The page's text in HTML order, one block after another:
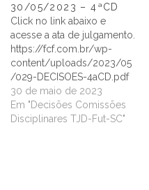
30/05/2023 – 4ªCD
Click no link abaixo e
acesse a ata de julgamento.
https://fcf.com.br/wp-
content/uploads/2023/05
/029-DECISOES-4aCD.pdf
30 de maio de 2023
Em "Decisões Comissões
Disciplinares TJD-Fut-SC"